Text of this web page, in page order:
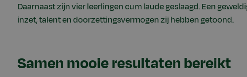
Daarnaast zijn vier leerlingen cum laude geslaagd. Een
inzet, talent en doorzettingsvermogen zij hebben getoond.
Samen mooie resultaten bereikt